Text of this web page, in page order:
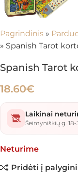
Pagrindinis »
» Spanish Tarot
Spanish Tarot
18.60€
Laikinai
Šeimyniškių g. 18-
Neturime
Pridėti į